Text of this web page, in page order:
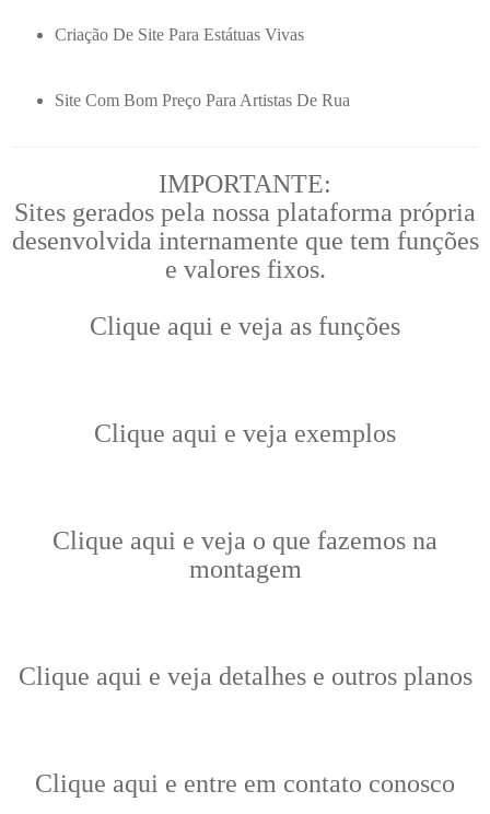
Criação De Site Para Estátuas Vivas
Site Com Bom Preço Para Artistas De Rua
IMPORTANTE:
Sites gerados pela nossa plataforma própria
desenvolvida internamente que tem funções
e valores fixos.
Clique aqui e veja as funções
Clique aqui e veja exemplos
Clique aqui e veja o que fazemos na
montagem
Clique aqui e veja detalhes e outros planos
Clique aqui e entre em contato conosco